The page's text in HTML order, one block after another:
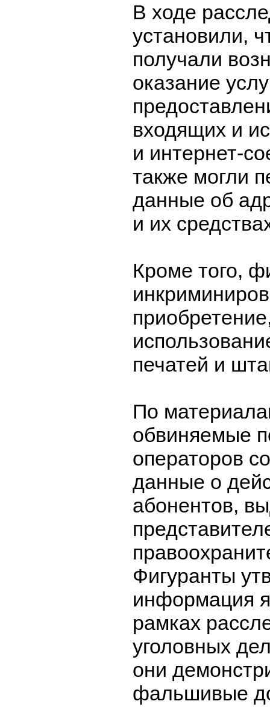
В ходе
установили,
получали
оказание
входящих и
и интернет-
также могли
данные об
и их
Кроме того,
печатей и
По
обвиняемые
операторов
данные о
абонентов,
Фигуранты
информация
рамках
уголовных
они
фальшивые